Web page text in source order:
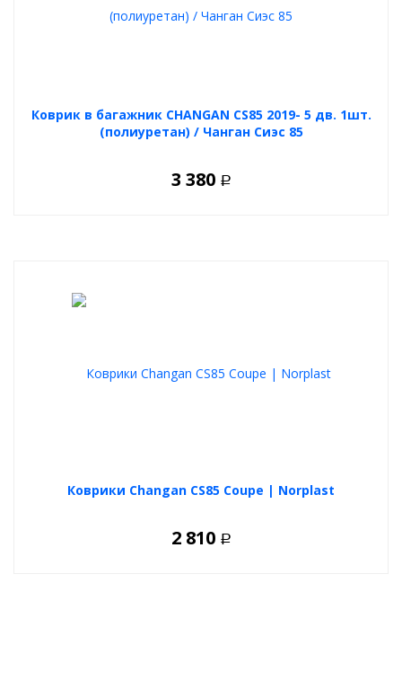
Коврик в багажник CHANGAN CS85 2019- 5 дв. 1шт.
(полиуретан) / Чанган Сиэс 85
3 380 Р
Коврики Changan CS85 Coupe | Norplast
2 810 Р